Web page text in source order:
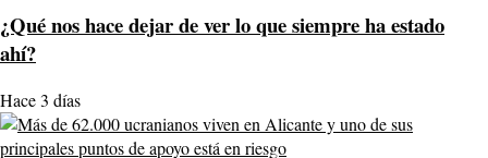
¿Qué nos hace dejar de ver lo que siempre ha estado
ahí?
Hace 3 días